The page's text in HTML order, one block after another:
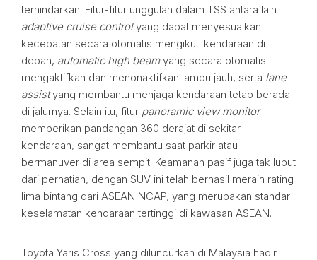
terhindarkan. Fitur-fitur unggulan dalam TSS antara lain
adaptive cruise controlyang dapat menyesuaikan
kecepatan secara otomatis mengikuti kendaraan di
depan, automatic high beamyang secara otomatis
mengaktifkan dan menonaktifkan lampu jauh, serta lane
assistyang membantu menjaga kendaraan tetap berada
di jalurnya. Selain itu, fitur panoramic view monitor
memberikan pandangan 360 derajat di sekitar
kendaraan, sangat membantu saat parkir atau
bermanuver di area sempit. Keamanan pasif juga tak luput
dari perhatian, dengan SUV ini telah berhasil meraih rating
lima bintang dari ASEAN NCAP, yang merupakan standar
keselamatan kendaraan tertinggi di kawasan ASEAN.
Toyota Yaris Cross yang diluncurkan di Malaysia hadir